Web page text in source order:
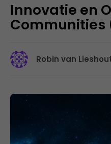
Innovatie en
Communities
Robin van